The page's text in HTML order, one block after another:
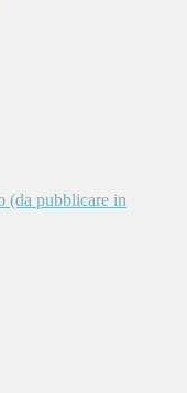
(da pubblicare in